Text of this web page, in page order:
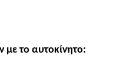
με το αυτοκίνητο: